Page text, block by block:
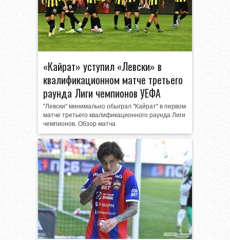
«Кайрат» уступил «Левски» в
квалификационном матче третьего
раунда Лиги чемпионов УЕФА
"Левски" минимально обыграл "Кайрат" в первом
матче третьего квалификационного раунда Лиги
чемпионов. Обзор матча